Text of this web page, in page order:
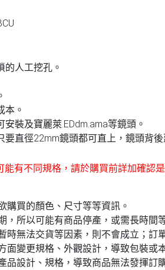
的人工挖孔。
本。
裝及寶麗萊.EDdm.ama等鏡頭。
要直徑22mm鏡頭都可直上，鏡頭背
有不同規格，請於購買前詳加確認
購買的顏色、尺寸等等資訊。
，所以可能有商品停產，或需長時間
時無法交貨等因素，則不會成立；訂
面變更規格、外觀設計，導致包裝或
品設計、規格，導致商品無法發揮訂